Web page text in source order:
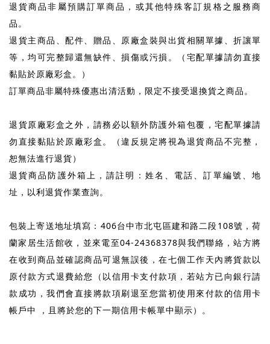
退貨商品非屬預購訂單商品，或其他特殊客訂規格之服務商
品。
退貨主商品、配件、贈品、原廠盒裝與出貨相關單據、折讓單
等，均可完整歸還無缺件、損傷或污損。（宅配單據請勿直接
黏貼於原廠彩盒。）
訂單商品非屬特殊優惠出清活動，限定不接受退換貨之商品。
退貨原廠彩盒之外，請務必以額外防護外箱包覆，宅配單據請
勿直接黏貼於原廠彩盒。（違反規定將視為退貨商品不完整，
恕無法進行退貨）
退貨商品防護外箱上，請註明：姓名、電話、訂單編號、地
址，以利退貨作業查詢。
包裝上寄送地址填寫：406台中市北屯區建和路二段108號，荷
蘭家居生活館收，並來電至04-24368378與我們聯絡，站方將
在收到商品並確認商品可退無誤後，在七個工作天內將貨款以
原付款方式退費給您（以信用卡支付款項，若站方已向銀行請
款成功，我們會直接將款項刷退至您當初使用來付款的信用卡
帳戶中 ，且將於您的下一期信用卡帳單中顯示）。